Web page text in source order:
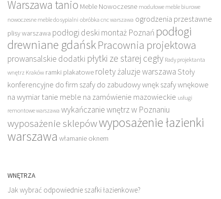
Warszawa tanio Meble Nowoczesne modułowe meble biurowe
nowoczesne meble do sypialni obróbka cnc warszawa ogrodzenia przestawne
plisy warszawa podłogi deski montaż Poznań podłogi
drewniane gdańskPracownia projektowa
prowansalskie dodatki płytki ze starej cegły Rady projektanta
wnętrz Kraków ramki plakatowe rolety żaluzje warszawa Stoły
konferencyjne do firm szafy do zabudowy wnęk szafy wnękowe
na wymiar tanie meble na zamówienie mazowieckie usługi
remontowe warszawa wykańczanie wnętrz w Poznaniu
wyposażenie sklepówwyposażenie łazienki
warszawa włamanie oknem
WNĘTRZA
Jak wybrać odpowiednie szafki łazienkowe?